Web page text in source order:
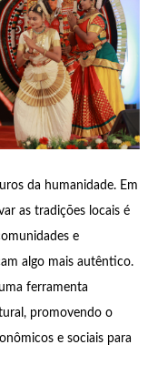
da humanidade. Em
as tradições locais é
e
algo mais autêntico.
ferramenta
promovendo o
e sociais para